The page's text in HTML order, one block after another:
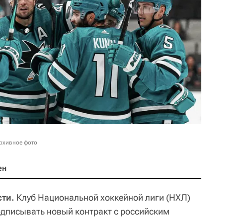
фото
Клуб Национальной хоккейной лиги (НХЛ)
новый контракт с российским